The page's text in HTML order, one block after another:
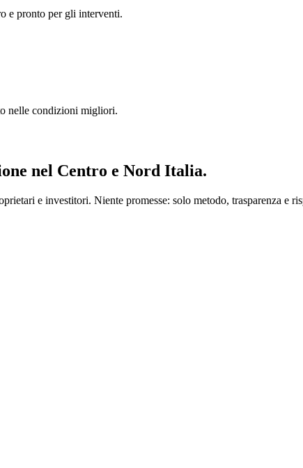
e pronto per gli interventi.
nelle condizioni migliori.
nel Centro e Nord Italia.
e investitori. Niente promesse: solo metodo, trasparenza e